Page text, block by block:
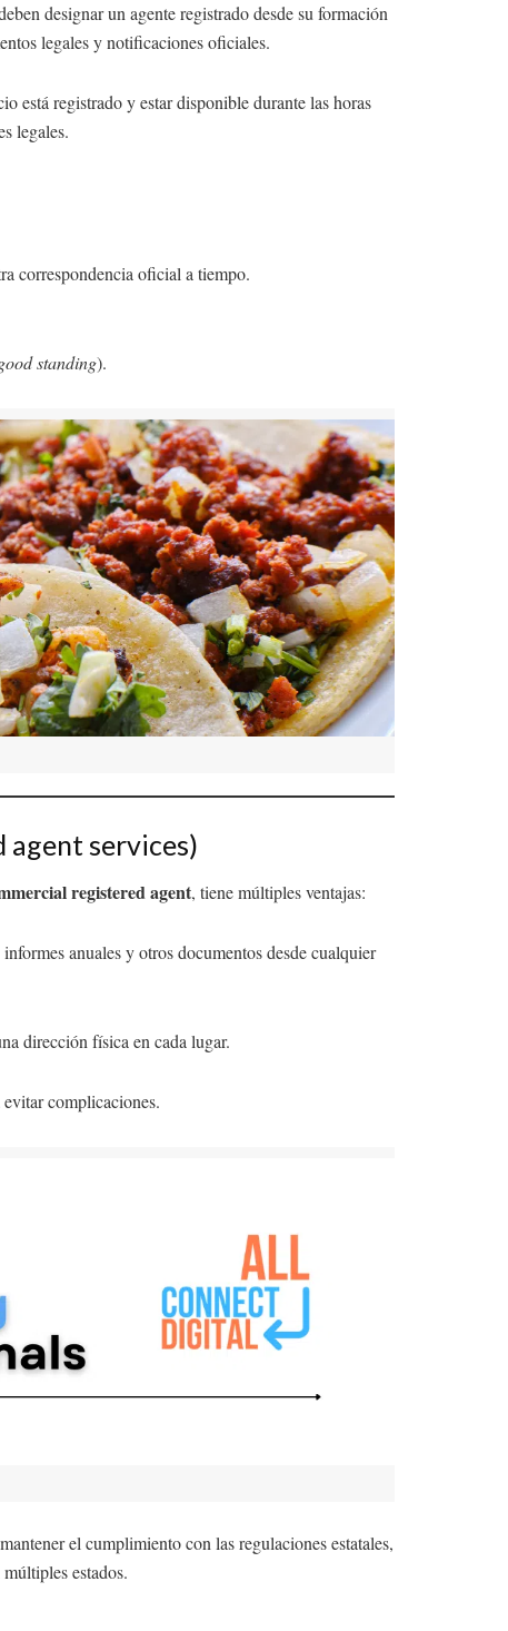
designar un agente registrado desde su formación
legales y notificaciones oficiales.
está registrado y estar disponible durante las horas
legales.
correspondencia oficial a tiempo.
standing).
agent services)
registered agent, tiene múltiples ventajas:
anuales y otros documentos desde cualquier
dirección física en cada lugar.
complicaciones.
el cumplimiento con las regulaciones estatales,
estados.